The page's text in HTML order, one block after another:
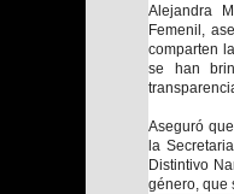
Alejandra
Femenil,
comparten
se han
Aseguró
la
Distintivo
género, que